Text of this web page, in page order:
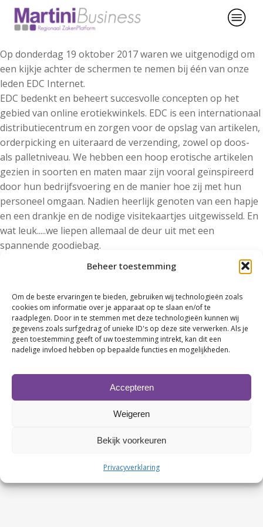
Beheer toestemming
Om de beste ervaringen te bieden, gebruiken wij technologieën zoals
cookies om informatie over je apparaat op te slaan en/of te
raadplegen. Door in te stemmen met deze technologieën kunnen wij
gegevens zoals surfgedrag of unieke ID's op deze site verwerken. Als je
geen toestemming geeft of uw toestemming intrekt, kan dit een
nadelige invloed hebben op bepaalde functies en mogelijkheden.
Accepteren
Weigeren
Bekijk voorkeuren
Privacyverklaring
Op donderdag 19 oktober 2017 waren we uitgenodigd om
een kijkje achter de schermen te nemen bij één van onze
leden EDC Internet.
EDC bedenkt en beheert succesvolle concepten op het
gebied van online erotiekwinkels. EDC is een internationaal
distributiecentrum en zorgen voor de opslag van artikelen,
orderpicking en uiteraard de verzending, zowel op doos-
als palletniveau. We hebben een hoop erotische artikelen
gezien in soorten en maten maar zijn vooral geïnspireerd
door hun bedrijfsvoering en de manier hoe zij met hun
personeel omgaan. Nadien heerlijk genoten van een hapje
en een drankje en de nodige visitekaartjes uitgewisseld. En
wat leuk.....we liepen allemaal de deur uit met een
spannende goodiebag.
Eric en Henriette vanEDC Internetbedankt voor de
Rabobank nr. NL86 RABO 0107674327